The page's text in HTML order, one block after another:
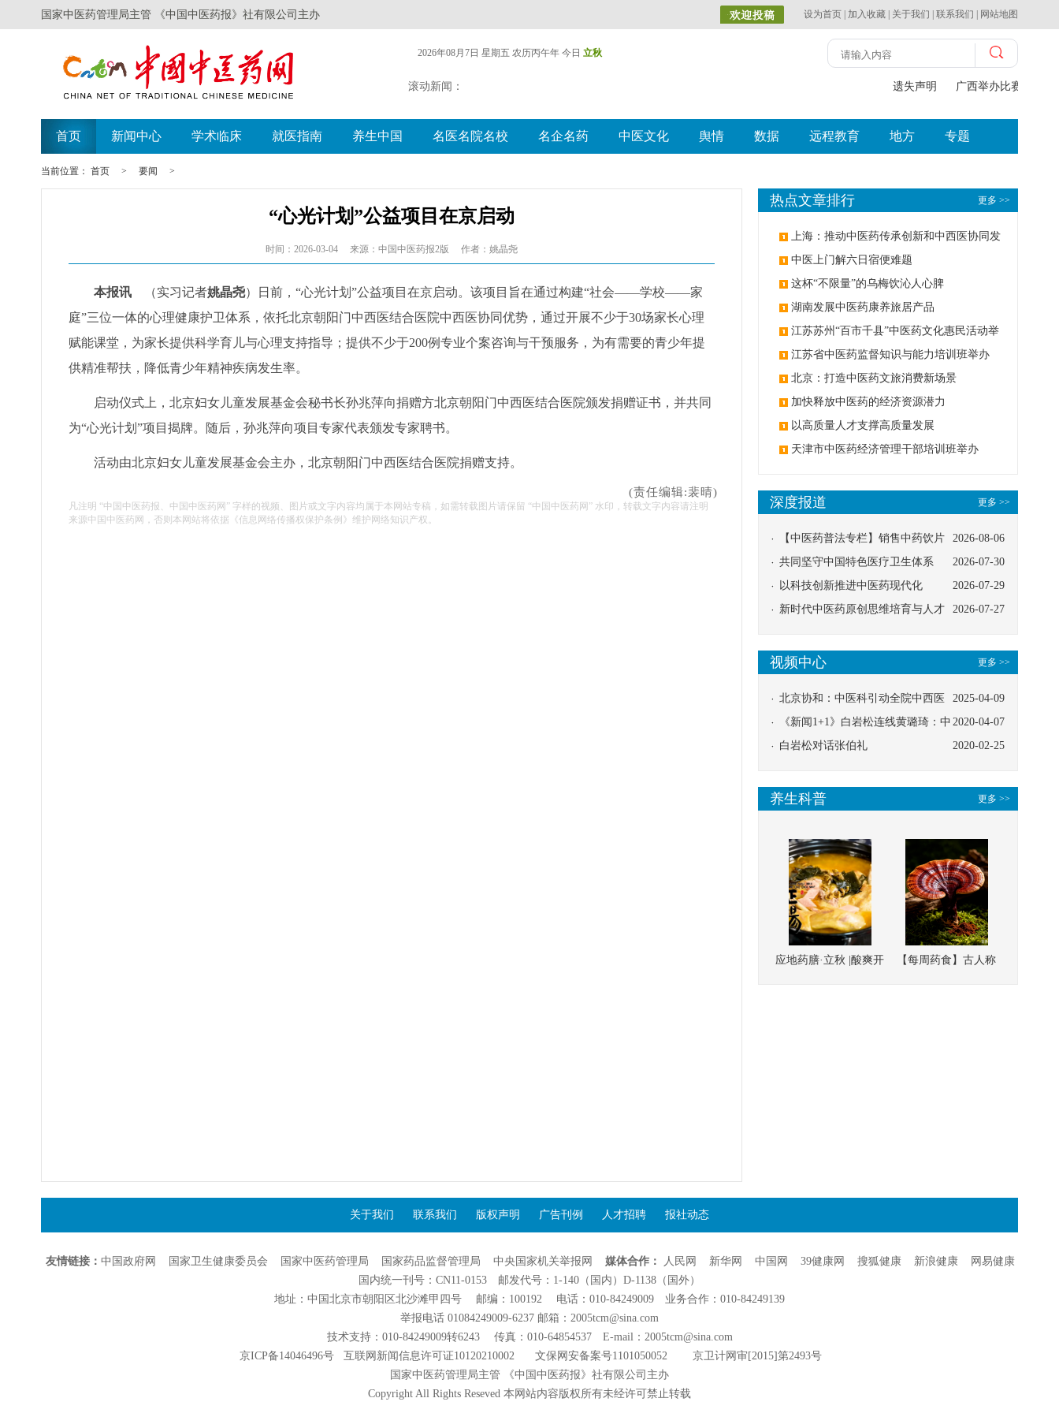
国家中医药管理局主管 《中国中医药报》社有限公司主办 设为首页 加入收藏 关于我们 联系我们 网站地图
2026年08月7日 星期五 农历丙午年 今日 立秋
滚动新闻： 遗失声明 广西举办比赛探索
首页 新闻中心 学术临床 就医指南 养生中国 名医名院名校 名企名药 中医文化 舆情 数据 远程教育 地方 专题
当前位置： 首页 > 要闻 >
“心光计划”公益项目在京启动
时间：2026-03-04 来源：中国中医药报2版 作者：姚晶尧
本报讯 （实习记者姚晶尧）日前，“心光计划”公益项目在京启动。该项目旨在通过构建“社会——学校——家
庭”三位一体的心理健康护卫体系，依托北京朝阳门中西医结合医院中西医协同优势，通过开展不少于30场家长心理
赋能课堂，为家长提供科学育儿与心理支持指导；提供不少于200例专业个案咨询与干预服务，为有需要的青少年提
供精准帮扶，降低青少年精神疾病发生率。
启动仪式上，北京妇女儿童发展基金会秘书长孙兆萍向捐赠方北京朝阳门中西医结合医院颁发捐赠证书，并共同
为“心光计划”项目揭牌。随后，孙兆萍向项目专家代表颁发专家聘书。
活动由北京妇女儿童发展基金会主办，北京朝阳门中西医结合医院捐赠支持。
(责任编辑:裴晴)
凡注明 “中国中医药报、中国中医药网” 字样的视频、图片或文字内容均属于本网站专稿，如需转载图片请保留 “中国中医药网” 水印，转载文字内容请注明
来源中国中医药网，否则本网站将依据《信息网络传播权保护条例》维护网络知识产权。
更多 >>
热点文章排行
上海：推动中医药传承创新和中西医协同发
展 中医上门解六日宿便难题
这杯“不限量”的乌梅饮沁人心脾
湖南发展中医药康养旅居产品
江苏苏州“百市千县”中医药文化惠民活动举
办 江苏省中医药监督知识与能力培训班举办
北京：打造中医药文旅消费新场景
加快释放中医药的经济资源潜力
以高质量人才支撑高质量发展
天津市中医药经济管理干部培训班举办
更多 >>
深度报道
2026-08-06
【中医药普法专栏】销售中药饮片
应告知煎服方法及注意事项
2026-07-30
共同坚守中国特色医疗卫生体系
2026-07-29
以科技创新推进中医药现代化
2026-07-27
新时代中医药原创思维培育与人才
更多 >>
视频中心
2025-04-09
北京协和：中医科引动全院中西医
协同
2020-04-07
《新闻1+1》白岩松连线黄璐琦：中
医救治的临床效果
2020-02-25
白岩松对话张伯礼
更多 >>
养生科普
应地药膳·立秋 |酸爽开
【每周药食】古人称
关于我们 联系我们 版权声明 广告刊例 人才招聘 报社动态
友情链接： 中国政府网 国家卫生健康委员会 国家中医药管理局 国家药品监督管理局 中央国家机关举报网 媒体合作： 人民网 新华网 中国网 39健康网 搜狐健康 新浪健康
网易健康
国内统一刊号：CN11-0153 邮发代号：1-140（国内）D-1138（国外）
地址：中国北京市朝阳区北沙滩甲四号 邮编：100192 电话：010-84249009 业务合作：010-84249139
举报电话 01084249009-6237 邮箱：2005tcm@sina.com
技术支持：010-84249009转6243 传真：010-64854537 E-mail：2005tcm@sina.com
京ICP备14046496号
互联网新闻信息许可证10120210002文保网安备案号1101050052 京卫计网审[2015]第2493号
国家中医药管理局主管 《中国中医药报》社有限公司主办
Copyright All Rights Reseved 本网站内容版权所有未经许可禁止转载